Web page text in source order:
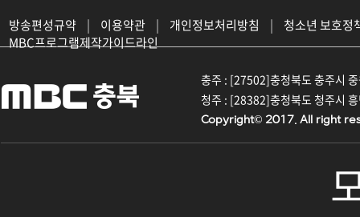
방송편성규약 | 이용약관 | 개인정보처리방침 |
청소년 보호정
MBC프로그램제작가이드라인
충주 : [27502]충청북도 충주시
청주 : [28382]충청북도 청주시
Copyright© 2017. All right